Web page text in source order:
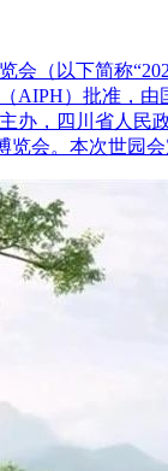
会（以下简称
AIPH）批准，由
办，四川省人民
览会。本次世园会